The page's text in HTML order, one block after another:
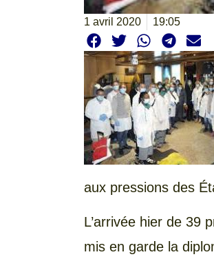
1 avril 2020 19:05
aux pressions des
L’arrivée hier de 39
mis en garde la